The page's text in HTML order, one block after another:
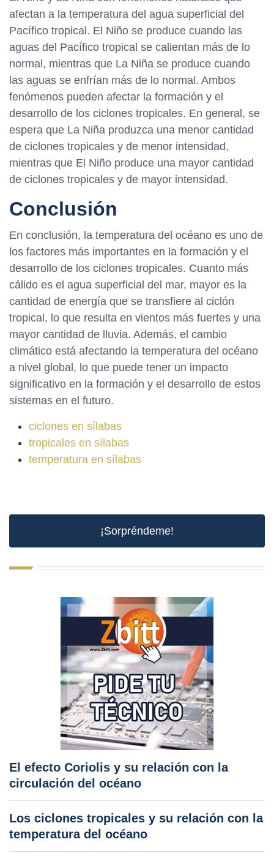
afectan a la temperatura del agua superficial del
Pacífico tropical. El Niño se produce cuando las
aguas del Pacífico tropical se calientan más de lo
normal, mientras que La Niña se produce cuando
las aguas se enfrían más de lo normal. Ambos
fenómenos pueden afectar la formación y el
desarrollo de los ciclones tropicales. En general, se
espera que La Niña produzca una menor cantidad
de ciclones tropicales y de menor intensidad,
mientras que El Niño produce una mayor cantidad
de ciclones tropicales y de mayor intensidad.
Conclusión
En conclusión, la temperatura del océano es uno de
los factores más importantes en la formación y el
desarrollo de los ciclones tropicales. Cuanto más
cálido es el agua superficial del mar, mayor es la
cantidad de energía que se transfiere al ciclón
tropical, lo que resulta en vientos más fuertes y una
mayor cantidad de lluvia. Además, el cambio
climático está afectando la temperatura del océano
a nivel global, lo que puede tener un impacto
significativo en la formación y el desarrollo de estos
sistemas en el futuro.
ciclones en sílabas
tropicales en sílabas
temperatura en sílabas
¡Sorpréndeme!
El efecto Coriolis y su relación con la
circulación del océano
Los ciclones tropicales y su relación con la
temperatura del océano